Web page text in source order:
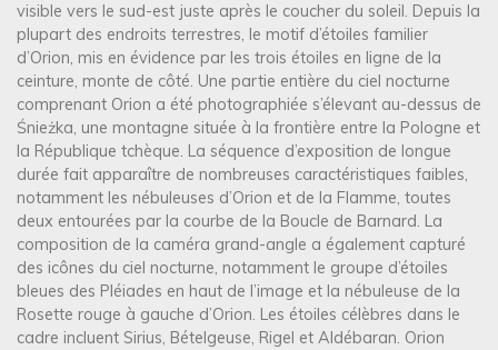
visible vers le sud-est juste après le coucher du soleil. Depuis la
plupart des endroits terrestres, le motif d’étoiles familier
d’Orion, mis en évidence par les trois étoiles en ligne de la
ceinture, monte de côté. Une partie entière du ciel nocturne
comprenant Orion a été photographiée s’élevant au-dessus de
Śnieżka, une montagne située à la frontière entre la Pologne et
la République tchèque. La séquence d’exposition de longue
durée fait apparaître de nombreuses caractéristiques faibles,
notamment les nébuleuses d’Orion et de la Flamme, toutes
deux entourées par la courbe de la Boucle de Barnard. La
composition de la caméra grand-angle a également capturé
des icônes du ciel nocturne, notamment le groupe d’étoiles
bleues des Pléiades en haut de l’image et la nébuleuse de la
Rosette rouge à gauche d’Orion. Les étoiles célèbres dans le
cadre incluent Sirius, Bételgeuse, Rigel et Aldébaran. Orion